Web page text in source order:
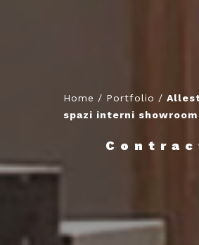
Home / Portfolio /
spazi interni showroom